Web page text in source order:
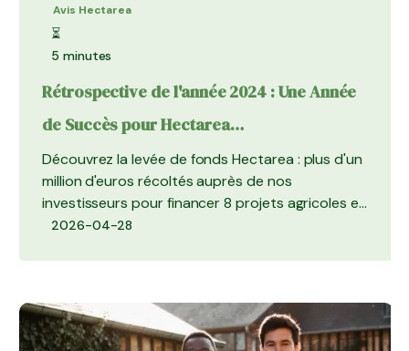
Avis Hectarea
⏳
5 minutes
Rétrospective de l'année 2024 : Une Année
de Succès pour Hectarea
Découvrez la levée de fonds Hectarea : plus d'un
million d'euros récoltés auprès de nos
investisseurs pour financer 8 projets agricoles en
2024.
2026-04-28